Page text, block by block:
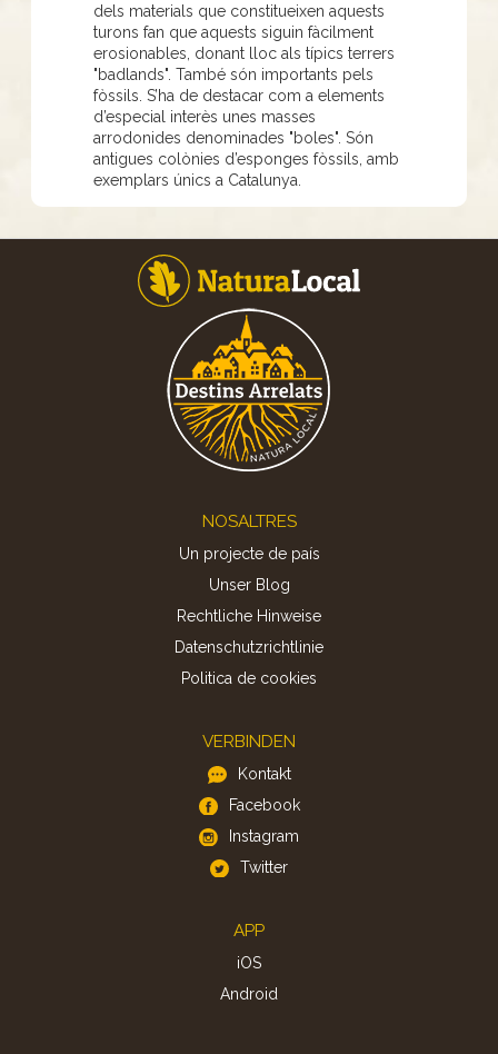
dels materials que constitueixen aquests
turons fan que aquests siguin fàcilment
erosionables, donant lloc als típics terrers
"badlands". També són importants pels
fòssils. S’ha de destacar com a elements
d’especial interès unes masses
arrodonides denominades "boles". Són
antigues colònies d’esponges fòssils, amb
exemplars únics a Catalunya.
NOSALTRES
Un projecte de país
Unser Blog
Rechtliche Hinweise
Datenschutzrichtlinie
Politica de cookies
VERBINDEN
Kontakt
Facebook
Instagram
Twitter
APP
iOS
Android